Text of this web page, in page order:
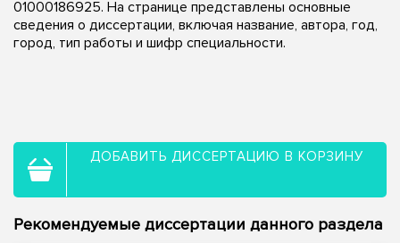
01000186925. На странице представлены основные
сведения о диссертации, включая название, автора, год,
город, тип работы и шифр специальности.
ДОБАВИТЬ ДИССЕРТАЦИЮ В КОРЗИНУ
Рекомендуемые диссертации данного раздела